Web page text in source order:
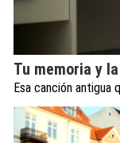
Tu memoria y
Esa canción antigua